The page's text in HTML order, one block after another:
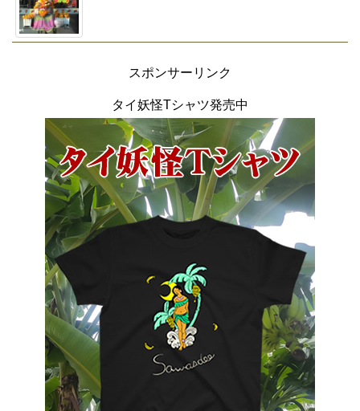
スポンサーリンク
タイ妖怪Tシャツ発売中